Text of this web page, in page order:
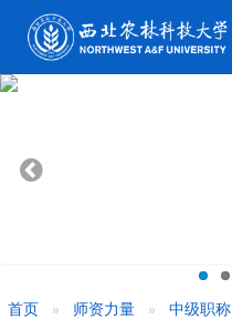
首页 师资力量 中级职称